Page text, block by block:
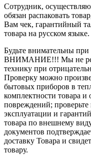
Сотрудник,
обязан распаковать
Вам чек, гарантийный
товара на русском языке.
Будьте внимательны при
ВНИМАНИЕ!!! Мы не
технику при
Проверку можно
бытовых приборов в
комплектности товара
повреждений;
эксплуатации и
товара по внешнему
документов
доставку Товара и
товару.